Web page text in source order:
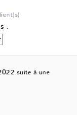
:
suite à une